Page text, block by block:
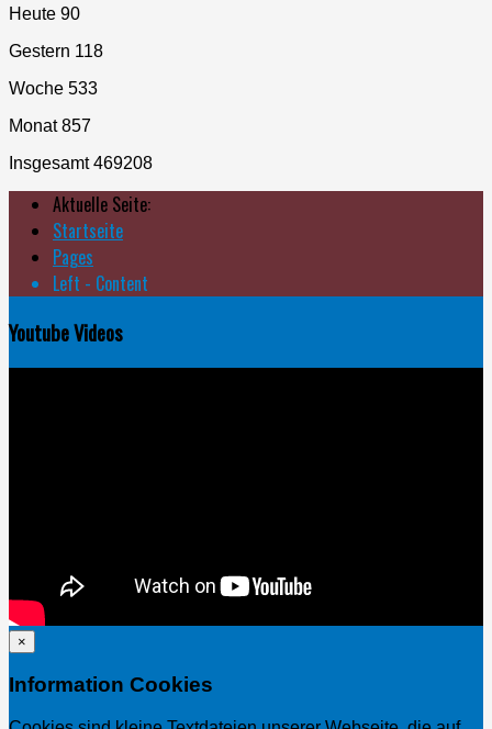
Heute 90
Gestern 118
Woche 533
Monat857
Insgesamt469208
Aktuelle Seite:
Startseite
Pages
Left - Content
Youtube Videos
×
Information Cookies